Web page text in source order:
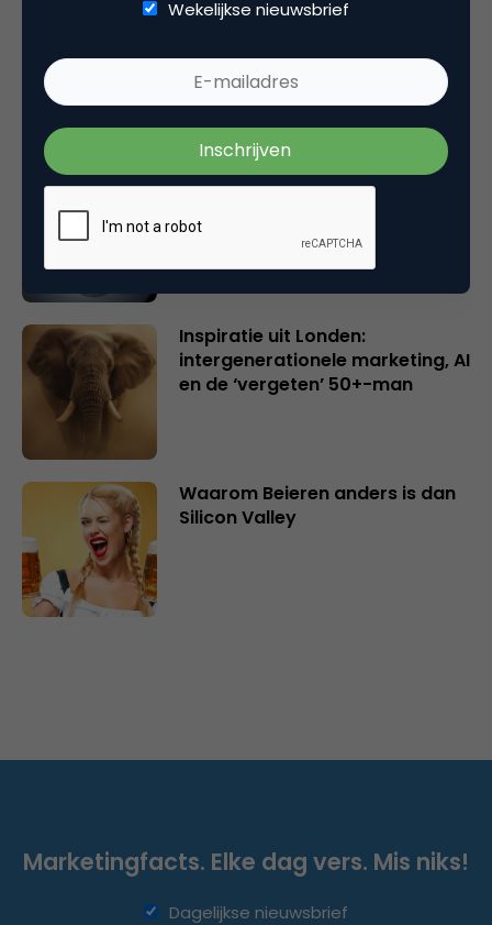
Rebel with or without a cause?
en merkeigenaren
Creatieve sector als aanjager
verbinder van industrieën
belangrijker en urgenter dan
ooit
Inspiratie uit Londen:
intergenerationele marketing, AI
en de ‘vergeten’ 50+-man
Waarom Beieren anders is dan
Silicon Valley
Wekelijkse nieuwsbrief
Marketingfacts. Elke dag vers. Mis niks!
Dagelijkse nieuwsbrief